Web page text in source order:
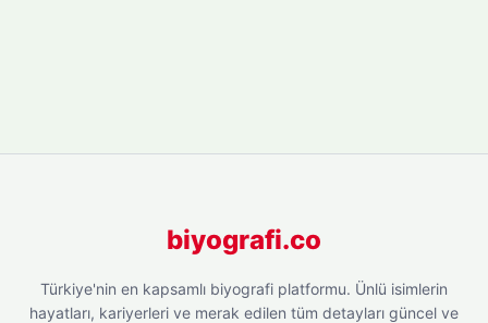
biyografi.co
Türkiye'nin en kapsamlı biyografi platformu. Ünlü isimlerin
hayatları, kariyerleri ve merak edilen tüm detayları güncel ve